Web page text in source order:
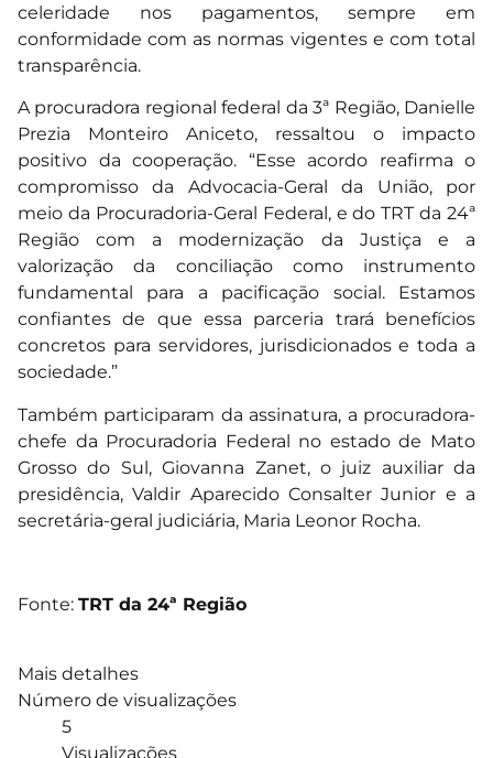
celeridade nos pagamentos, sempre em
conformidade com as normas vigentes e com total
transparência.
A procuradora regional federal da 3ª Região, Danielle
Prezia Monteiro Aniceto, ressaltou o impacto
positivo da cooperação. “Esse acordo reafirma o
compromisso da Advocacia-Geral da União, por
meio da Procuradoria-Geral Federal, e do TRT da 24ª
Região com a modernização da Justiça e a
valorização da conciliação como instrumento
fundamental para a pacificação social. Estamos
confiantes de que essa parceria trará benefícios
concretos para servidores, jurisdicionados e toda a
sociedade.”
Também participaram da assinatura, a procuradora-
chefe da Procuradoria Federal no estado de Mato
Grosso do Sul, Giovanna Zanet, o juiz auxiliar da
presidência, Valdir Aparecido Consalter Junior e a
secretária-geral judiciária, Maria Leonor Rocha.
Fonte: TRT da 24ª Região
Mais detalhes
Número de visualizações
5
Visualizações